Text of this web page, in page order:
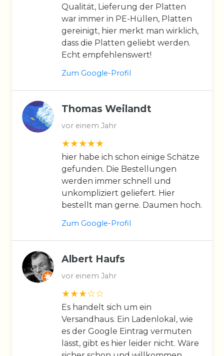
Qualität, Lieferung der Platten
war immer in PE-Hüllen, Platten
gereinigt, hier merkt man wirklich,
dass die Platten geliebt werden.
Echt empfehlenswert!
Zum Google-Profil
Thomas Weilandt
vor einem Jahr
hier habe ich schon einige Schätze
gefunden. Die Bestellungen
werden immer schnell und
unkompliziert geliefert. Hier
bestellt man gerne. Daumen hoch.
Zum Google-Profil
Albert Haufs
vor einem Jahr
Es handelt sich um ein
Versandhaus. Ein Ladenlokal, wie
es der Google Eintrag vermuten
lässt, gibt es hier leider nicht. Wäre